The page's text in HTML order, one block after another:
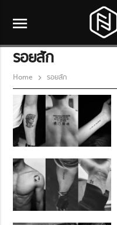
menu
รอยสัก
Home รอยสัก